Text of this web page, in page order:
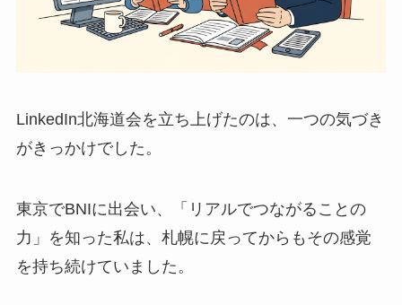
LinkedIn北海道会を立ち上げたのは、一つの気づき
がきっかけでした。
東京でBNIに出会い、「リアルでつながることの
力」を知った私は、札幌に戻ってからもその感覚
を持ち続けていました。